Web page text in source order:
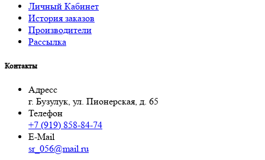
Личный Кабинет
История заказов
Производители
Рассылка
Контакты
Адресс
г. Бузулук, ул. Пионерская, д. 65
Телефон
+7 (919) 858-84-74
E-Mail
sr_056@mail.ru